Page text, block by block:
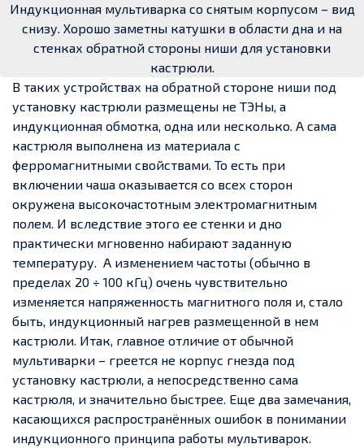
Индукционная мультиварка со снятым корпусом – вид
снизу. Хорошо заметны катушки в области дна и на
стенках обратной стороны ниши для установки
кастрюли.
В таких устройствах на обратной стороне ниши под
установку кастрюли размещены не ТЭНы, а
индукционная обмотка, одна или несколько. А сама
кастрюля выполнена из материала с
ферромагнитными свойствами. То есть при
включении чаша оказывается со всех сторон
окружена высокочастотным электромагнитным
полем. И вследствие этого ее стенки и дно
практически мгновенно набирают заданную
температуру. А изменением частоты (обычно в
пределах 20 ÷ 100 кГц) очень чувствительно
изменяется напряженность магнитного поля и, стало
быть, индукционный нагрев размещенной в нем
кастрюли. Итак, главное отличие от обычной
мультиварки – греется не корпус гнезда под
установку кастрюли, а непосредственно сама
кастрюля, и значительно быстрее. Еще два замечания,
касающихся распространённых ошибок в понимании
индукционного принципа работы мультиварок.